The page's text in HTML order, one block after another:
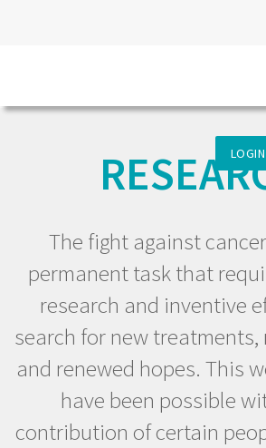
LOGIN
The fight against
permanent task that
research and inventive
search for new treatments,
and renewed hopes. This
have been possible
contribution of certain